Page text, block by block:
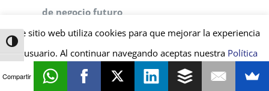
Alternar alto contraste
Alternar tamaño de letra
de negocio futuro
De forma errónea, creemos, en ocasiones, que
podemos construir y hacer crecer un negocio
digital vendiendo los mismos productos y
Este sitio web utiliza cookies para que mejorar la experiencia
de usuario. Al continuar navegando aceptas nuestra Política
de Privacidad y de Cookies. ACEPTAR + INFO
Compartir